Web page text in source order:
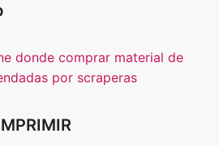
donde comprar material de
por scraperas